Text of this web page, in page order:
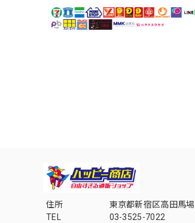
住所
東京都新宿区高田馬
TEL
03-3525-7022